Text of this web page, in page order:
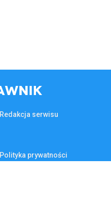
Redakcja serwisu
Polityka prywatności